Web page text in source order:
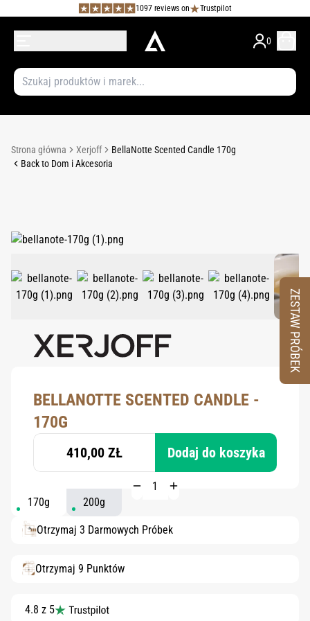
1097 reviews on Trustpilot
0
Strona główna Xerjoff
BellaNotte Scented Candle 170g
Back to Dom i Akcesoria
BELLANOTTE SCENTED CANDLE -
170G
410,00 ZŁ Dodaj do koszyka
170g 200g
Otrzymaj 3 Darmowych Próbek
Otrzymaj 9 Punktów
4.8 z 5
ZESTAW PRÓBEK